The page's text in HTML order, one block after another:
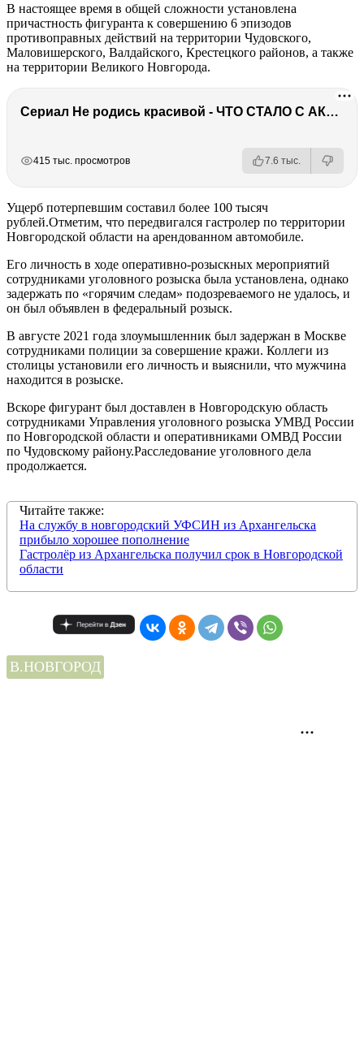
В настоящее время в общей сложности установлена
причастность фигуранта к совершению 6 эпизодов
противоправных действий на территории Чудовского,
Маловишерского, Валдайского, Крестецкого районов, а также
на территории Великого Новгорода.
Сериал Не родись красивой - ЧТО СТАЛО С АКТЕРАМИ? Смерть, тюрьма и красота
415 тыс. просмотров 7.6 тыс.
Ущерб потерпевшим составил более 100 тысяч
рублей.Отметим, что передвигался гастролер по территории
Новгородской области на арендованном автомобиле.
Его личность в ходе оперативно-розыскных мероприятий
сотрудниками уголовного розыска была установлена, однако
задержать по «горячим следам» подозреваемого не удалось, и
он был объявлен в федеральный розыск.
В августе 2021 года злоумышленник был задержан в Москве
сотрудниками полиции за совершение кражи. Коллеги из
столицы установили его личность и выяснили, что мужчина
находится в розыске.
Вскоре фигурант был доставлен в Новгородскую область
сотрудниками Управления уголовного розыска УМВД России
по Новгородской области и оперативниками ОМВД России
по Чудовскому району.Расследование уголовного дела
продолжается.
Читайте также:
На службу в новгородский УФСИН из Архангельска
прибыло хорошее пополнение
Гастролёр из Архангельска получил срок в Новгородской
области
В.НОВГОРОД